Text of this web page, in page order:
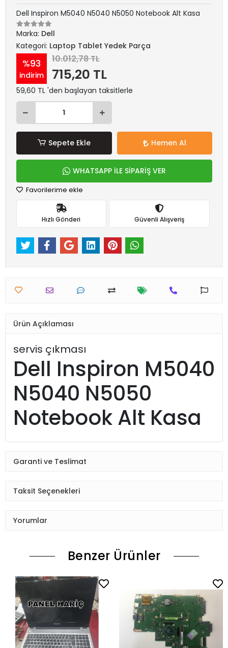
Dell Inspiron M5040 N5040 N5050 Notebook Alt Kasa
Marka: Dell
Kategori: Laptop Tablet Yedek Parça
%93
indirim
10.012,78 TL
715,20 TL
59,60 TL 'den başlayan taksitlerle
Sepete Ekle Hemen Al
WHATSAPP İLE SİPARİŞ VER
Favorilerime ekle
Hızlı Gönderi Güvenli Alışveriş
Ürün Açıklaması
servis çıkması
Dell Inspiron M5040
N5040 N5050
Notebook Alt Kasa
Garanti ve Teslimat
Taksit Seçenekleri
Yorumlar
Benzer Ürünler